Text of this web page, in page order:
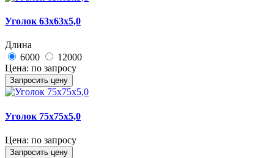
Уголок 63х63х5,0
Длина
6000
12000
Цена: по запросу
Запросить цену
Уголок 75х75х5,0
Цена: по запросу
Запросить цену